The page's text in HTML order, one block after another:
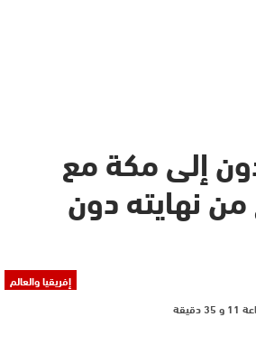
إلى مكة مع
من نهايته دون
إفريقيا والعالم